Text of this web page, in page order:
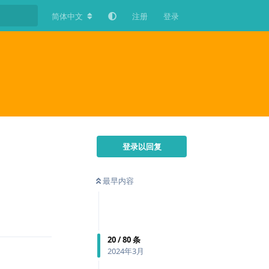
简体中文 注册 登录
登录以回复
最早内容
20/80条
2024年3月